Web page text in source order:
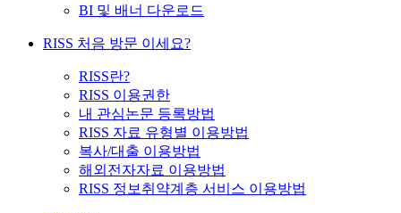
BI 및 배너 다운로드
RISS 처음 방문 이세요?
RISS란?
RISS 이용권한
내 관심논문 등록방법
RISS 자료 유형별 이용방법
복사/대출 이용방법
해외전자자료 이용방법
RISS 정보취약계층 서비스 이용방법